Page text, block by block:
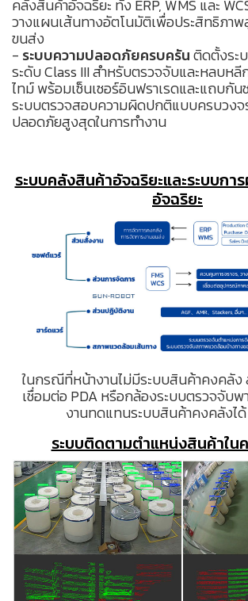
คลังสินค้าอัจฉริยะ ทั้ง ERP, WMS และ
วางแผนเส้นทางอัตโนมัติเพื่อประสิทธิภาพ
ขนส่ง
- ระบบความปลอดภัยครบครันติดตั้งระ
ระดับ Class III สำหรับตรวจจับและหลบห
ไทม์ พร้อมเซ็นเซอร์อินฟราเรดและแถบกั
ระบบตรวจสอบความผิดปกติแบบครบวงจ
ปลอดภัยสูงสุดในการทำงาน
ระบบคลังสินค้าอัจฉริยะและระบบก
อัจฉริยะ
ในกรณีที่หน้างานไม่มีระบบสินค้าคงคลัง
เชื่อมต่อ PDA หรือกล้องระบบตรวจจับ
งานทดแทนระบบสินค้าคงคลังได้
ระบบติดตามตำแหน่งสินค้าใน